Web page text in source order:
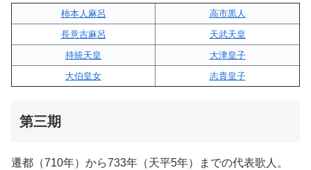
柿本人麻呂
高市黒人
長意吉麻呂
天武天皇
持統天皇
大津皇子
大伯皇女
志貴皇子
第三期
遷都（710年）から733年（天平5年）までの代表歌人。